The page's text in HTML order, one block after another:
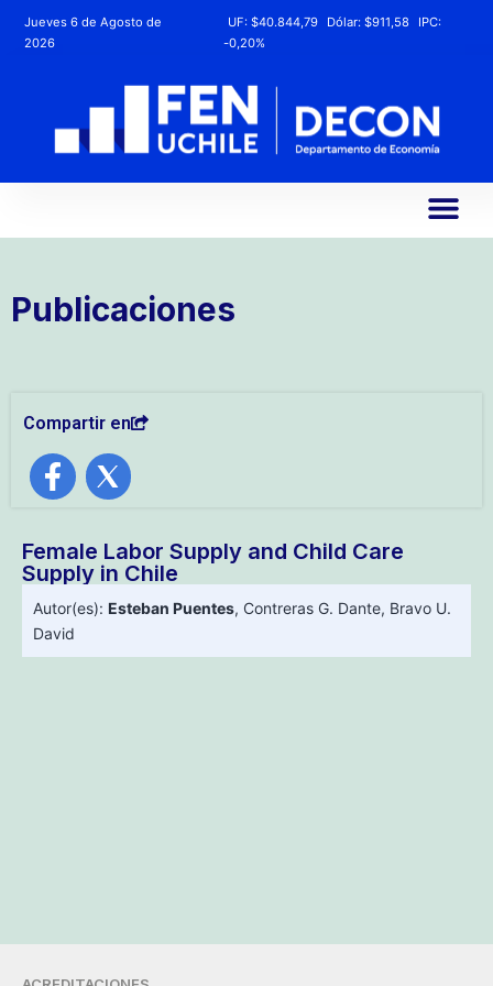
Jueves 6 de Agosto de
2026
UF:$40.844,79 Dólar:$911,58
IPC:
-0,20%
Publicaciones
Compartir en
Female Labor Supply and Child Care
Supply in Chile
Autor(es): Esteban Puentes, Contreras G. Dante, Bravo U.
David